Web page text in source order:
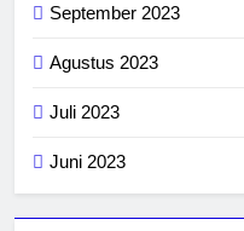
September 2023
Agustus 2023
Juli 2023
Juni 2023